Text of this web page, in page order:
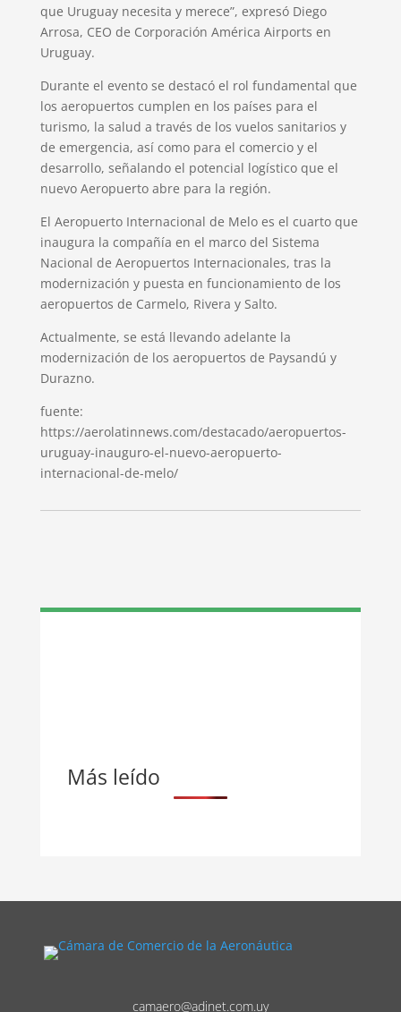
que Uruguay necesita y merece”, expresó Diego
Arrosa, CEO de Corporación América Airports en
Uruguay.
Durante el evento se destacó el rol fundamental que
los aeropuertos cumplen en los países para el
turismo, la salud a través de los vuelos sanitarios y
de emergencia, así como para el comercio y el
desarrollo, señalando el potencial logístico que el
nuevo Aeropuerto abre para la región.
El Aeropuerto Internacional de Melo es el cuarto que
inaugura la compañía en el marco del Sistema
Nacional de Aeropuertos Internacionales, tras la
modernización y puesta en funcionamiento de los
aeropuertos de Carmelo, Rivera y Salto.
Actualmente, se está llevando adelante la
modernización de los aeropuertos de Paysandú y
Durazno.
fuente:
https://aerolatinnews.com/destacado/aeropuertos-
uruguay-inauguro-el-nuevo-aeropuerto-
internacional-de-melo/
Más leído
camaero@adinet.com.uy